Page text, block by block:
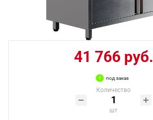
41 766 руб.
под заказ
Количество
шт